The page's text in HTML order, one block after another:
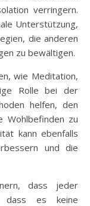
verringern.
Unterstützung,
die anderen
zu bewältigen.
wie Meditation,
Rolle bei der
helfen, den
Wohlbefinden zu
kann ebenfalls
und die
dass jeder
dass es keine